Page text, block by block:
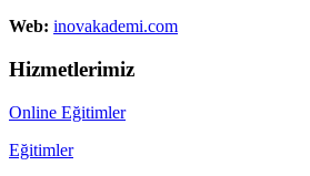
Web: inovakademi.com
Hizmetlerimiz
Online Eğitimler
Eğitimler